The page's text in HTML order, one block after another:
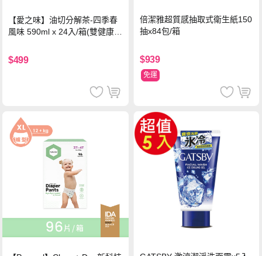
【愛之味】油切分解茶-四季春
風味 590ml x 24入/箱(雙健康認
$499
倍潔雅超質感抽取式衛生紙150
抽x84包/箱
$939
免運